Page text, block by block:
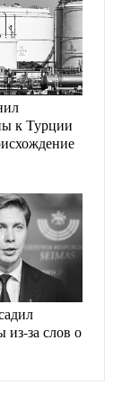
к Турции
из-за слов о